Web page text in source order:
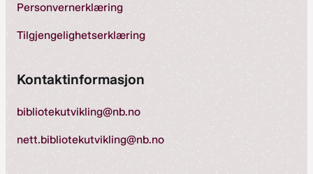
Personvernerklæring
Tilgjengelighetserklæring
Kontaktinformasjon
bibliotekutvikling@nb.no
nett.bibliotekutvikling@nb.no